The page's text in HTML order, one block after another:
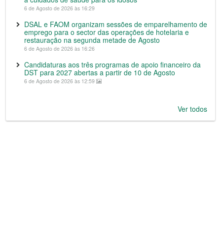
6 de Agosto de 2026 às 16:29
DSAL e FAOM organizam sessões de emparelhamento de
emprego para o sector das operações de hotelaria e
restauração na segunda metade de Agosto
6 de Agosto de 2026 às 16:26
Candidaturas aos três programas de apoio financeiro da
DST para 2027 abertas a partir de 10 de Agosto
6 de Agosto de 2026 às 12:59
Ver todos